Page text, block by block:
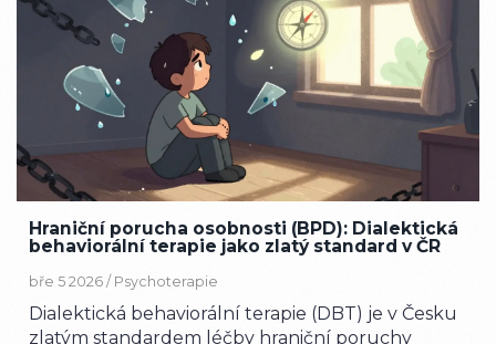
Hraniční porucha osobnosti (BPD): Dialektická
behaviorální terapie jako zlatý standard v ČR
bře 5 2026 / Psychoterapie
Dialektická behaviorální terapie (DBT) je v Česku
zlatým standardem léčby hraniční poruchy